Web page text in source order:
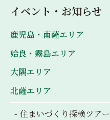
イベント・お知らせ
鹿児島・南薩エリア
姶良・霧島エリア
大隅エリア
北薩エリア
住まいづくり探検ツアー